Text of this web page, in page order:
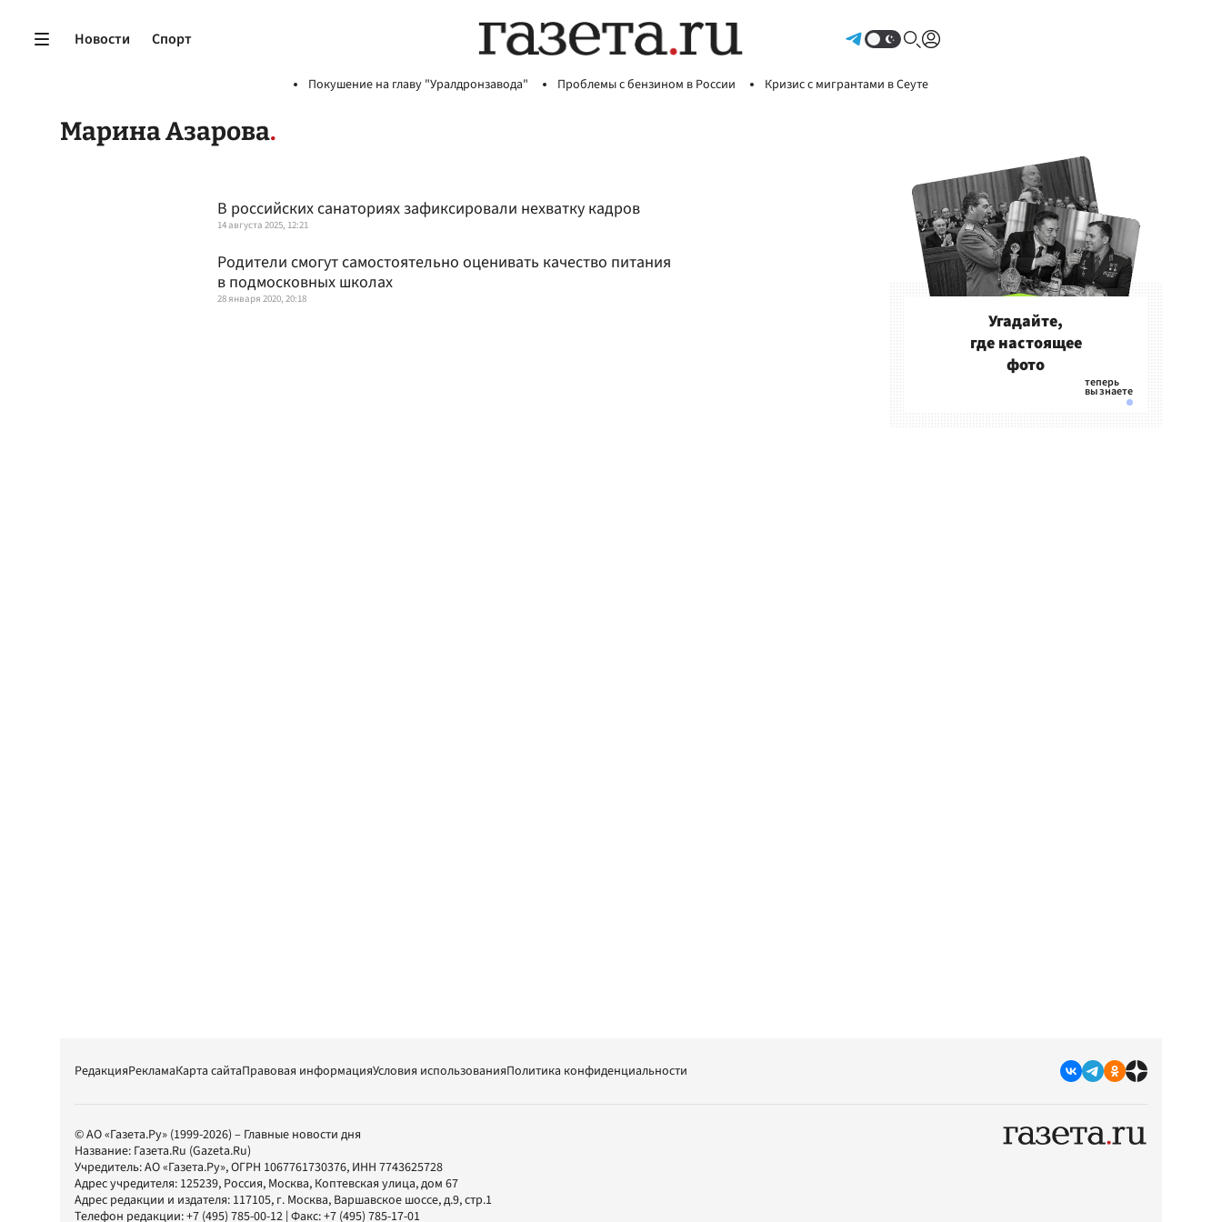
Новости Спорт
Покушение на главу "Уралдронзавода" Проблемы с бензином в России Кризис с мигрантами в Сеуте
Марина Азарова
В российских санаториях зафиксировали нехватку кадров
14 августа 2025, 12:21
Родители смогут самостоятельно оценивать качество питания
в подмосковных школах
28 января 2020, 20:18
Угадайте,
где настоящее
фото
РедакцияРекламаКарта сайтаПравовая информацияУсловия использованияПолитика конфиденциальности
© АО «Газета.Ру» (1999-2026) – Главные новости дня
Название: Газета.Ru (Gazeta.Ru)
Учредитель:АО «Газета.Ру», ОГРН 1067761730376, ИНН 7743625728
Адрес учредителя: 125239, Россия, Москва, Коптевская улица, дом 67
Адрес редакции и издателя: 117105, г. Москва, Варшавское шоссе, д.9, стр.1
Телефон редакции:+7 (495) 785-00-12 | Факс:+7 (495) 785-17-01